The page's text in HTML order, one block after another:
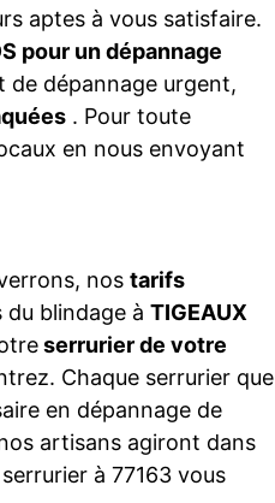
aptes à vous satisfaire.
pour un dépannage
de dépannage urgent,
. Pour toute
en nous envoyant
nos tarifs
du blindage à TIGEAUX
serrurier de votre
Chaque serrurier que
en dépannage de
artisans agiront dans
à 77163 vous